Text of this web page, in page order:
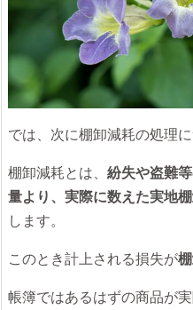
では、次に棚卸減耗の処理に
棚卸減耗とは、 紛失や盗難
量より、実際に数えた実地
します。
このとき計上される損失が
帳簿ではあるはずの商品が